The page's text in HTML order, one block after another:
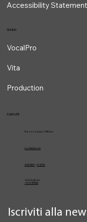
Iscriviti alla
Accessibility Statement
Contatti
Piazza Cavour 1, Milano
vcarlile@me.com
02 82948631 / 02 653952
Solo Urgenze
+39 3334709981
Servizi
VocalPro
Vita
Production